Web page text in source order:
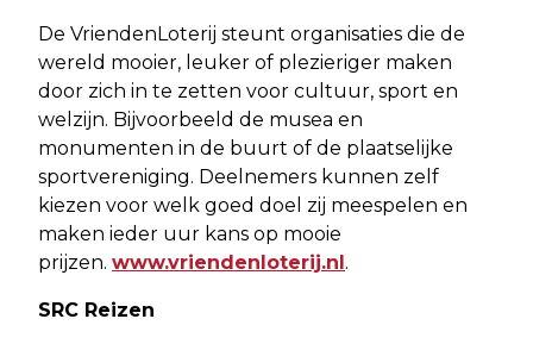
De VriendenLoterij steunt organisaties die de
wereld mooier, leuker of plezieriger maken
door zich in te zetten voor cultuur, sport en
welzijn. Bijvoorbeeld de musea en
monumenten in de buurt of de plaatselijke
sportvereniging. Deelnemers kunnen zelf
kiezen voor welk goed doel zij meespelen en
maken ieder uur kans op mooie
prijzen. www.vriendenloterij.nl.
SRC Reizen